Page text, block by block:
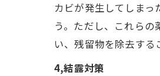
カビが発生してしま
う。ただし、これら
い、残留物を除去する
4,結露対策